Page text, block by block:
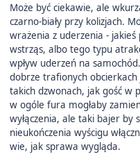
Może być ciekawie, ale
czarno-biały przy kolizjach.
wrażenia z uderzenia -
wstrząs, albo tego typu
wpływ uderzeń na
dobrze trafionych
takich dzwonach, jak gość w
w ogóle fura mogłaby
wyłączenia, ale taki bajer by
nieukończenia wyścigu
wie, jak sprawa wygląda.